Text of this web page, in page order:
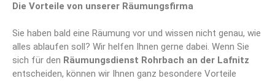
Die Vorteile von unserer Räumungsfirma
Sie haben bald eine Räumung vor und wissen nicht genau, wie
alles ablaufen soll? Wir helfen Ihnen gerne dabei. Wenn Sie
sich für den Räumungsdienst Rohrbach an der Lafnitz
entscheiden, können wir Ihnen ganz besondere Vorteile